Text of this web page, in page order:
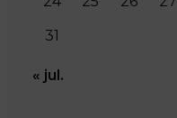
31
« jul.